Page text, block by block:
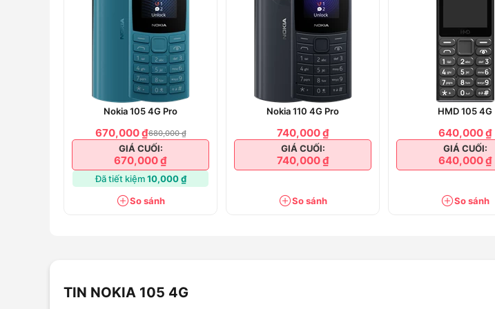
Nokia 105 4G được thiết kế nhỏ nhắn, rất vừa tay, đem đến cảm giác thoải mái cho người sử
Nokia 105 4G Pro
670,000 ₫680,000 ₫
GIÁ CUỐI:
670,000 ₫
Đã tiết kiệm10,000 ₫
So sánh
Nokia 110 4G Pro
740,000 ₫
GIÁ CUỐI:
740,000 ₫
So sánh
HMD 105 4G
640,000 ₫
GIÁ CUỐI:
640,000 ₫
So sánh
TIN NOKIA 105 4G